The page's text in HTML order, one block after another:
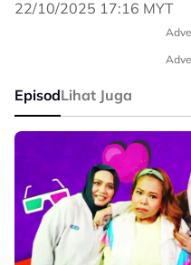
22/10/2025 17:16 MYT
EpisodLihat Juga